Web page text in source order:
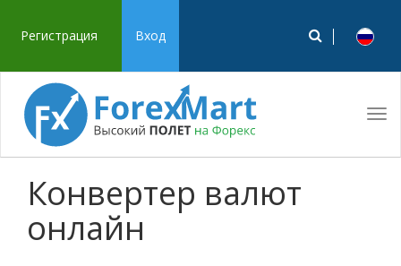
Регистрация Вход
Конвертер валют
онлайн